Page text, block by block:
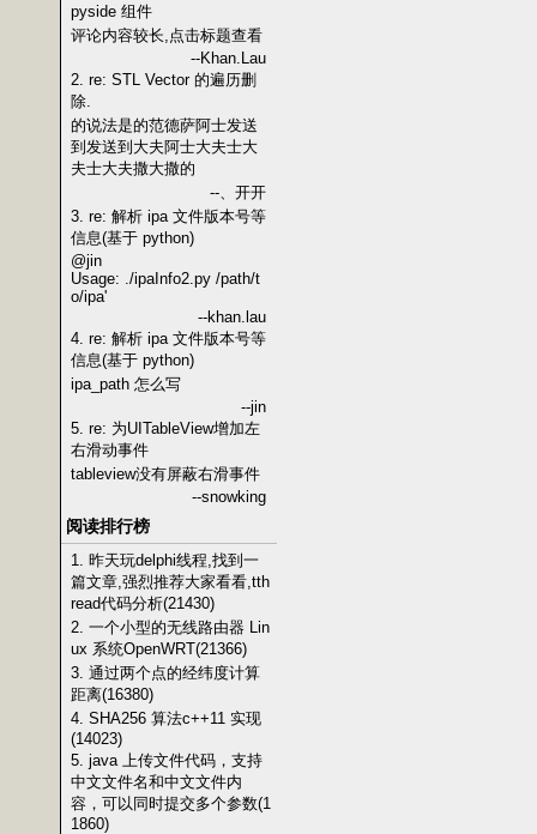
pyside 组件
评论内容较长,点击标题查看
--Khan.Lau
2. re: STL Vector 的遍历删
除.
的说法是的范德萨阿士发送
到发送到大夫阿士大夫士大
夫士大夫撒大撒的
--、开开
3. re: 解析 ipa 文件版本号等
信息(基于 python)
@jin
Usage: ./ipaInfo2.py /path/t
o/ipa'
--khan.lau
4. re: 解析 ipa 文件版本号等
信息(基于 python)
ipa_path 怎么写
--jin
5. re: 为UITableView增加左
右滑动事件
tableview没有屏蔽右滑事件
--snowking
阅读排行榜
1. 昨天玩delphi线程,找到一
篇文章,强烈推荐大家看看,tth
read代码分析(21430)
2. 一个小型的无线路由器 Lin
ux 系统OpenWRT(21366)
3. 通过两个点的经纬度计算
距离(16380)
4. SHA256 算法c++11 实现
(14023)
5. java 上传文件代码，支持
中文文件名和中文文件内
容，可以同时提交多个参数(1
1860)